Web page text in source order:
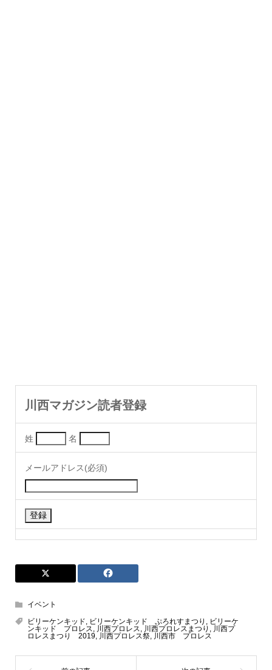
川西マガジン読者登録
姓 名
メールアドレス(必須)
イベント
ビリーケンキッド, ビリーケンキッド ぷろれすまつり , ビリーケ
ンキッド プロレス, 川西プロレス, 川西プロレスまつり , 川西プ
ロレスまつり 2019, 川西プロレス祭, 川西市 プロレス